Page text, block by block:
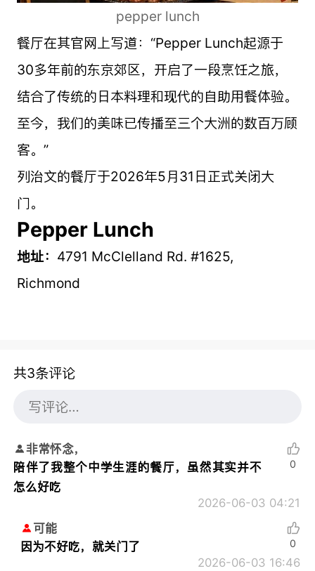
pepper lunch
餐厅在其官网上写道：“Pepper Lunch起源于
30多年前的东京郊区，开启了一段烹饪之旅，
结合了传统的日本料理和现代的自助用餐体验。
至今，我们的美味已传播至三个大洲的数百万顾
客。”
列治文的餐厅于2026年5月31日正式关闭大
门。
Pepper Lunch
地址： 4791 McClelland Rd. #1625,
Richmond
共3条评论
非常怀念，
陪伴了我整个中学生涯的餐厅，虽然其实并不
怎么好吃
2026-06-03 04:21
0
可能
因为不好吃，就关门了
2026-06-03 16:46
0